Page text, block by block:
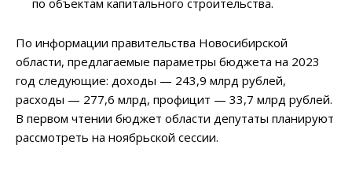
по объектам капитального строительства.
По информации правительства Новосибирской
области, предлагаемые параметры бюджета на 2023
год следующие: доходы — 243,9 млрд рублей,
расходы — 277,6 млрд, профицит — 33,7 млрд рублей.
В первом чтении бюджет области депутаты планируют
рассмотреть на ноябрьской сессии.